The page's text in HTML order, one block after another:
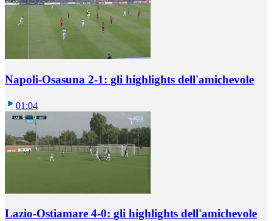
Napoli-Osasuna 2-1: gli highlights dell'amichevole
01:04
Lazio-Ostiamare 4-0: gli highlights dell'amichevole